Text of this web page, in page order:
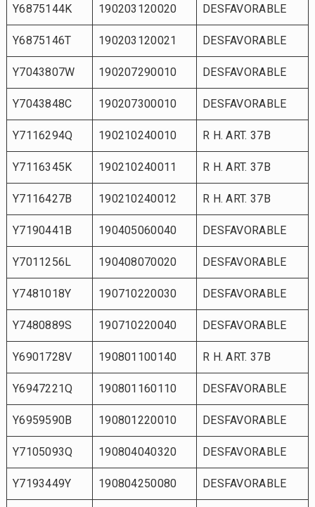
Y6875144K 190203120020 DESFAVORABLE
Y6875146T 190203120021 DESFAVORABLE
Y7043807W 190207290010 DESFAVORABLE
Y7043848C 190207300010 DESFAVORABLE
Y7116294Q 190210240010 R H. ART. 37B
Y7116345K 190210240011 R H. ART. 37B
Y7116427B 190210240012 R H. ART. 37B
Y7190441B 190405060040 DESFAVORABLE
Y7011256L 190408070020 DESFAVORABLE
Y7481018Y 190710220030 DESFAVORABLE
Y7480889S 190710220040 DESFAVORABLE
Y6901728V 190801100140 R H. ART. 37B
Y6947221Q 190801160110 DESFAVORABLE
Y6959590B 190801220010 DESFAVORABLE
Y7105093Q 190804040320 DESFAVORABLE
Y7193449Y 190804250080 DESFAVORABLE